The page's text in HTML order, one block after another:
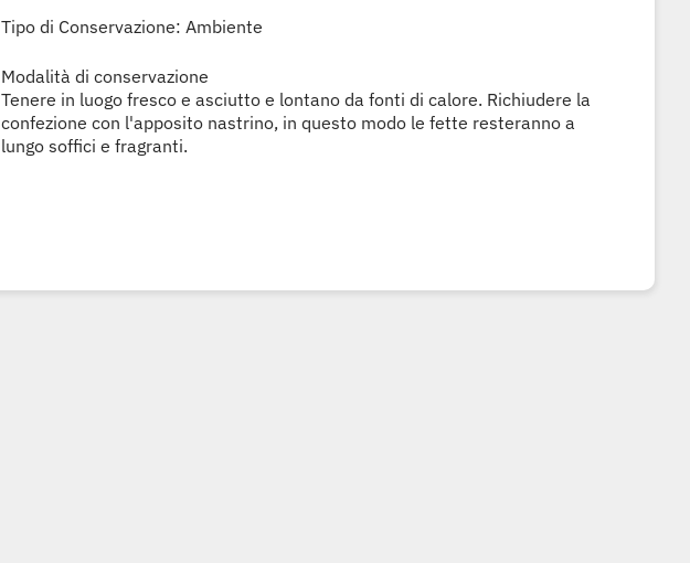
Tipo di Conservazione: Ambiente
Modalità di conservazione
Tenere in luogo fresco e asciutto e lontano da fonti di calore. Richiudere la
confezione con l'apposito nastrino, in questo modo le fette resteranno a
lungo soffici e fragranti.